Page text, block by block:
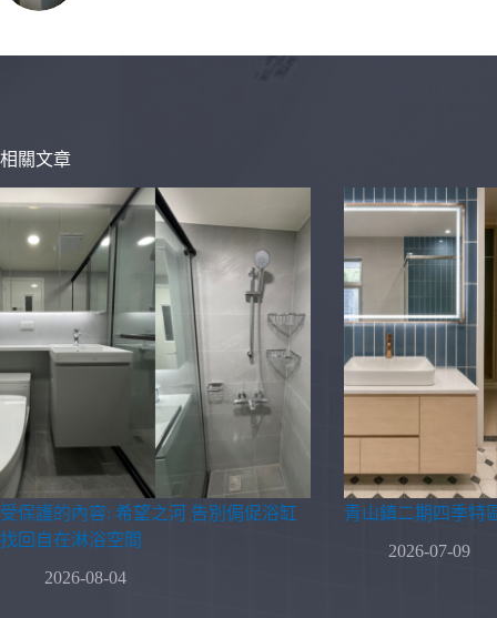
相關文章
受保護的內容: 希望之河 告別侷促浴缸
找回自在淋浴空間
2026-08-04
青山鎮二期四季特
2026-07-09